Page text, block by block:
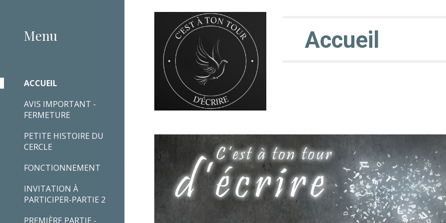
Skip to main content
Menu
ACCUEIL
AVIS IMPORTANT -
FERMETURE
PETITE HISTOIRE DU
CERCLE
FONCTIONNEMENT
INVITATION À
PARTICIPER-PARTIE 2
PREMIÈRE PARTIE -
Accueil